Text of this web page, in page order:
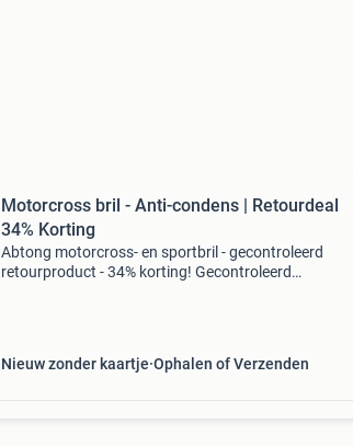
Motorcross bril - Anti-condens | Retourdeal
34% Korting
Abtong motorcross- en sportbril - gecontroleerd
retourproduct - 34% korting! Gecontroleerd
Nieuw zonder kaartje Ophalen of Verzenden